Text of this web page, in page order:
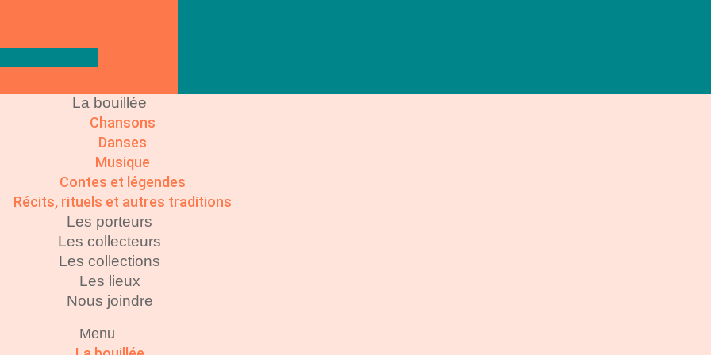
La bouillée
Chansons
Danses
Musique
Contes et légendes
Récits, rituels et autres traditions
Les porteurs
Les collecteurs
Les collections
Les lieux
Nous joindre
Menu